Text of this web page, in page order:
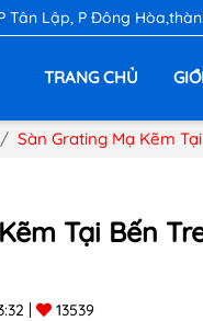
Tân Lập, P Đông
TRANG CHỦ
Sàn Grating Mạ Kẽm
Tại Bến
13539